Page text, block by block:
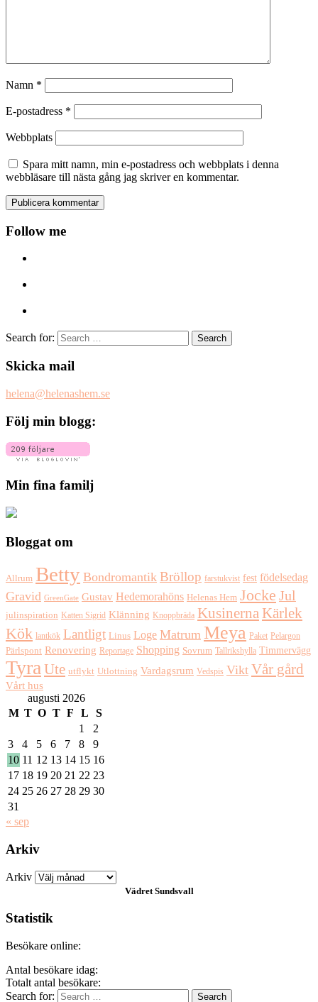
Namn *
E-postadress *
Webbplats
Spara mitt namn, min e-postadress och webbplats i denna
webbläsare till nästa gång jag skriver en kommentar.
Follow me
Search for:
Skicka mail
helena@helenashem.se
Följ min blogg:
Min fina familj
Bloggat om
Allrum Betty Bondromantik Bröllop farstukvist fest födelsedag
Gravid GreenGate Gustav Hedemorahöns Helenas Hem Jocke Jul
julinspiration Katten Sigrid Klänning Knoppbräda KusinernaKärlek
Kök lantkök Lantligt Linus Loge Matrum Meya Paket Pelargon
Pärlspont Renovering Reportage Shopping Sovrum Tallrikshylla Timmervägg
TyraUte utflykt Utlottning Vardagsrum Vedspis Vikt Vår gård
Vårt hus
augusti 2026
M T O T F L
S
1
2
3
4 5 6 7 8
9
10 11 12 13 14 15 16
17 18 19 20 21 22 23
24 25 26 27 28 29 30
31
« sep
Arkiv
Arkiv
VädretSundsvall
Statistik
Besökare online:
Antal besökare idag:
Totalt antal besökare:
Search for: